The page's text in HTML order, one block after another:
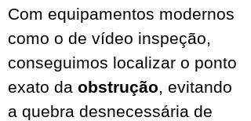
Com equipamentos modernos
como o de vídeo inspeção,
conseguimos localizar o ponto
exato da obstrução, evitando
a quebra desnecessária de